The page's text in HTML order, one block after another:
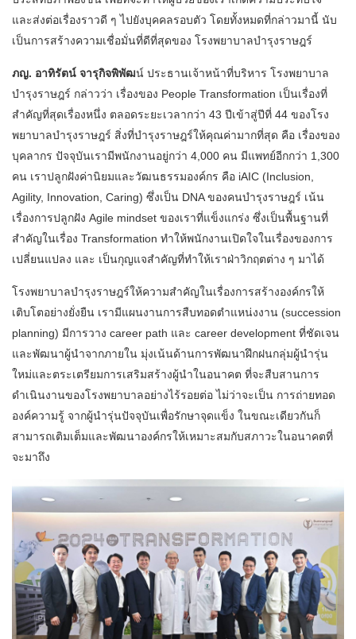
และส่งต่อเรื่องราวดี ๆ ไปยังบุคคลรอบตัว โดยทั้งหมดที่กล่าวมานี้ นับ
เป็นการสร้างความเชื่อมั่นที่ดีที่สุดของ โรงพยาบาลบำรุงราษฎร์
ภญ. อาทิรัตน์ จารุกิจพิพัฒน์ ประธานเจ้าหน้าที่บริหาร โรงพยาบาล
บำรุงราษฎร์ กล่าวว่า เรื่องของ People Transformation เป็นเรื่องที่
สำคัญที่สุดเรื่องหนึ่ง ตลอดระยะเวลากว่า 43 ปีเข้าสู่ปีที่ 44 ของโรง
พยาบาลบำรุงราษฎร์ สิ่งที่บำรุงราษฎร์ให้คุณค่ามากที่สุด คือ เรื่องของ
บุคลากร ปัจจุบันเรามีพนักงานอยู่กว่า 4,000 คน มีแพทย์อีกกว่า 1,300
คน เราปลูกฝังค่านิยมและวัฒนธรรมองค์กร คือ iAIC (Inclusion,
Agility, Innovation, Caring) ซึ่งเป็น DNA ของคนบำรุงราษฎร์ เน้น
เรื่องการปลูกฝัง Agile mindset ของเราที่แข็งแกร่ง ซึ่งเป็นพื้นฐานที่
สำคัญในเรื่อง Transformation ทำให้พนักงานเปิดใจในเรื่องของการ
เปลี่ยนแปลง และ เป็นกุญแจสำคัญที่ทำให้เราฝ่าวิกฤตต่าง ๆ มาได้
โรงพยาบาลบำรุงราษฎร์ให้ความสำคัญในเรื่องการสร้างองค์กรให้
เติบโตอย่างยั่งยืน เรามีแผนงานการสืบทอดตำแหน่งงาน (succession
planning) มีการวาง career path และ career development ที่ชัดเจน
และพัฒนาผู้นำจากภายใน มุ่งเน้นด้านการพัฒนาฝึกฝนกลุ่มผู้นำรุ่น
ใหม่และตระเตรียมการเสริมสร้างผู้นำในอนาคต ที่จะสืบสานการ
ดำเนินงานของโรงพยาบาลอย่างไร้รอยต่อ ไม่ว่าจะเป็น การถ่ายทอด
องค์ความรู้ จากผู้นำรุ่นปัจจุบันเพื่อรักษาจุดแข็ง ในขณะเดียวกันก็
สามารถเติมเต็มและพัฒนาองค์กรให้เหมาะสมกับสภาวะในอนาคตที่
จะมาถึง